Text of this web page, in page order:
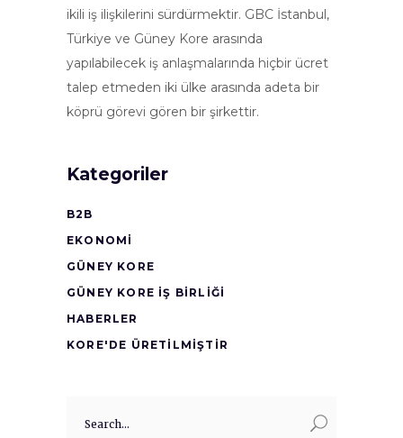
ikili iş ilişkilerini sürdürmektir. GBC İstanbul,
Türkiye ve Güney Kore arasında
yapılabilecek iş anlaşmalarında hiçbir ücret
talep etmeden iki ülke arasında adeta bir
köprü görevi gören bir şirkettir.
Kategoriler
B2B
EKONOMI
GÜNEY KORE
GÜNEY KORE İŞ BİRLİĞİ
HABERLER
KORE'DE ÜRETİLMİŞTİR
for: